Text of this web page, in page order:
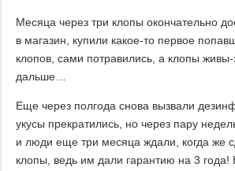
Месяца через три клопы окончательно
в магазин, купили какое-то первое
клопов, сами потравились, а клопы
дальше…
Еще через полгода снова вызвали
укусы прекратились, но через пару
и люди еще три месяца ждали, когда же
клопы, ведь им дали гарантию на 3 года!